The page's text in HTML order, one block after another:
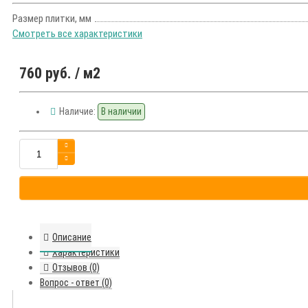
Размер плитки, мм
Смотреть все характеристики
760 руб. / м2
Наличие: В наличии
Описание
Характеристики
Отзывов (0)
Вопрос - ответ (0)